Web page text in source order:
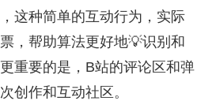
这种简单的互动行为，实际
，帮助算法更好地💡识别和
重要的是，B站的评论区和弹
创作和互动社区。